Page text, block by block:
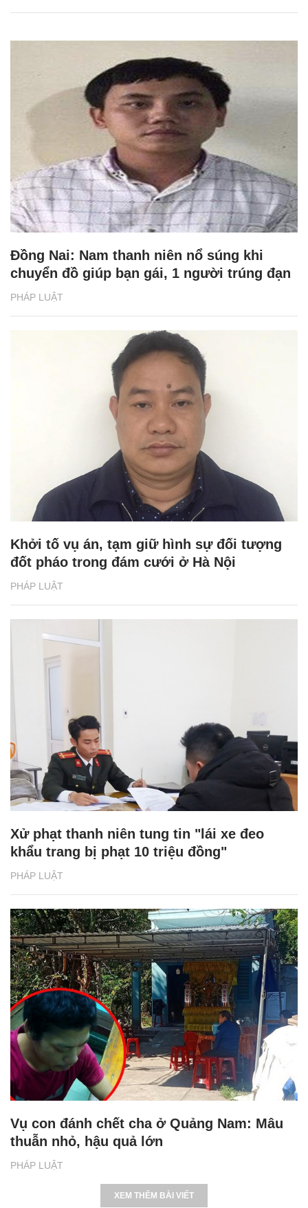
PHÁP LUẬT
Đồng Nai: Nam thanh niên nổ súng khi
chuyển đồ giúp bạn gái, 1 người trúng đạn
PHÁP LUẬT
Khởi tố vụ án, tạm giữ hình sự đối tượng
đốt pháo trong đám cưới ở Hà Nội
PHÁP LUẬT
Xử phạt thanh niên tung tin "lái xe đeo
khẩu trang bị phạt 10 triệu đồng"
PHÁP LUẬT
Vụ con đánh chết cha ở Quảng Nam: Mâu
thuẫn nhỏ, hậu quả lớn
XEM THÊM BÀI VIẾT